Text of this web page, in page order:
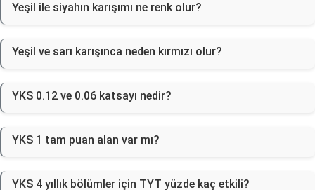
Yeşil ile siyahın karışımı ne renk olur?
Yeşil ve sarı karışınca neden kırmızı olur?
YKS 0.12 ve 0.06 katsayı nedir?
YKS 1 tam puan alan var mı?
YKS 4 yıllık bölümler için TYT yüzde kaç etkili?